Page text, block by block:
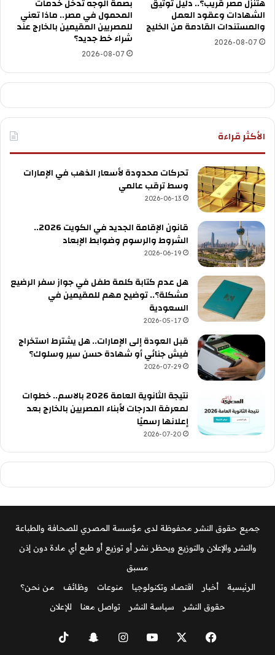
هتنزل مصر قريب؟.. دليل توثيق
الشهادات وعقود العمل
والمستندات القادمة من الخليج
2026-08-07
بصمة الوجه تدخل خدمات
المحمول في مصر.. ماذا تعني
للمصريين المقيمين بالخارج عند
شراء خط جديد؟
2026-08-07
الأكثر قراءة
تحركات محدودة لأسعار الذهب في الإمارات
وسط ترقب عالمي
2026-06-13
قانون الإقامة الجديد في الكويت 2026..
الشروط والرسوم وضوابط الإبعاد
2026-06-19
هل عدم كتابة كلمة طفل في جواز سفر الرضيع
مشكلة؟.. توضيح مهم للمقيمين في
السعودية
2026-05-17
قبل العودة إلى الإمارات.. هل يشترط استخراج
فيش جنائي أو شهادة حسن سير وسلوك؟
2026-07-29
نتيجة الثانوية العامة 2026 بالاسم.. خطوات
لمعرفة الدرجات لأبناء المصريين بالخارج بعد
إعلانها رسميًا
2026-07-20
جميع حقوق النشر محفوظة لدى مؤسسة المصري للصحافة والطباعة
والنشر والإعلان والتوزيع ويحظر نشر أو توزيع أو طبع أي مادة دون إذن
مسبق
الرئيسية
أخبار اقتصاد وتكنولوجيا منوعات وظائف
من نحن؟
حقوق النشر
سياسة النشر تواصل معنا للإعلان
فيسبوك ‫YouTubeانستقرامسناب